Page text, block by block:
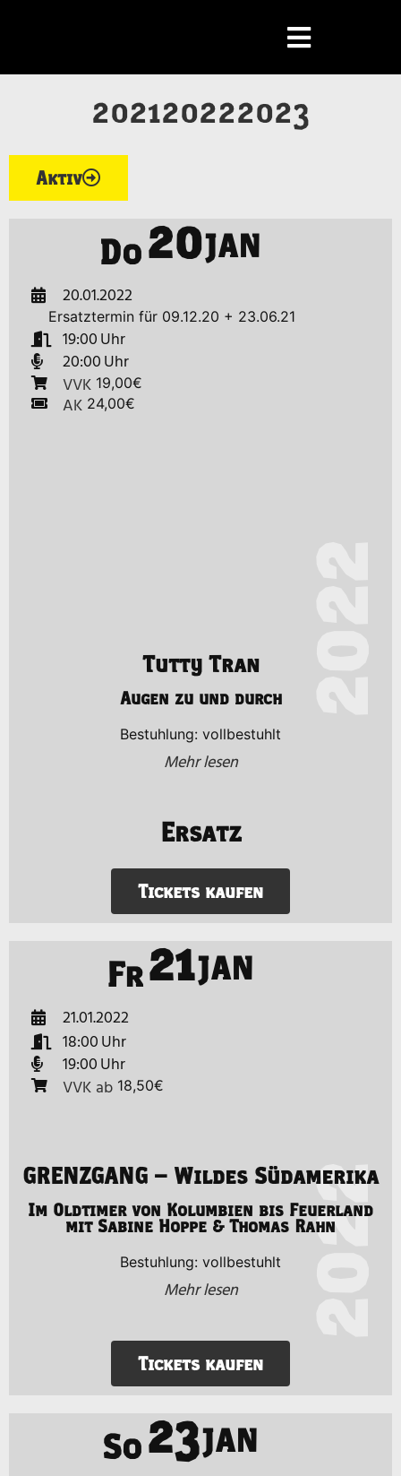
202120222023
Aktiv
Do20JAN
20.01.2022
Ersatztermin für 09.12.20 + 23.06.21
19:00
20:00
VVK 19,00€
AK 24,00€
Tutty Tran
Augen zu und durch
Bestuhlung: vollbestuhlt
Mehr lesen
Ersatz
Tickets kaufen
Fr21JAN
21.01.2022
18:00
19:00
VVK ab 18,50€
GRENZGANG – Wildes Südamerika
Im Oldtimer von Kolumbien bis Feuerland
mit Sabine Hoppe & Thomas Rahn
Bestuhlung: vollbestuhlt
Mehr lesen
Tickets kaufen
2022
So23JAN